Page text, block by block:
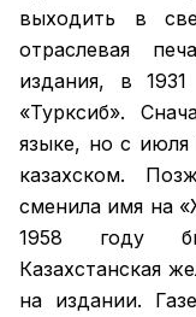
выходить в
отраслевая
издания, в
«Турксиб».
языке, но с июля
казахском.
сменила имя на
1958 году
Казахстанская
на издании.